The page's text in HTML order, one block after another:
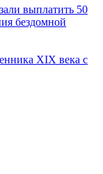
выплатить 50
бездомной
XIX века с